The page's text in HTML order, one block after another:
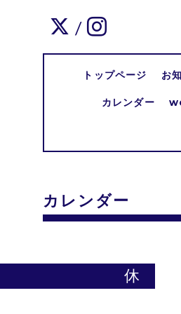
/
トップページ お
カレンダー
カレンダー
休